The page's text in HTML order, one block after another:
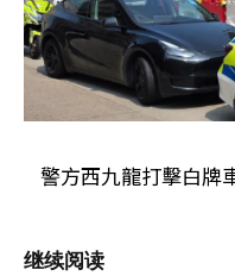
警方西九龍打擊白牌
继续阅读